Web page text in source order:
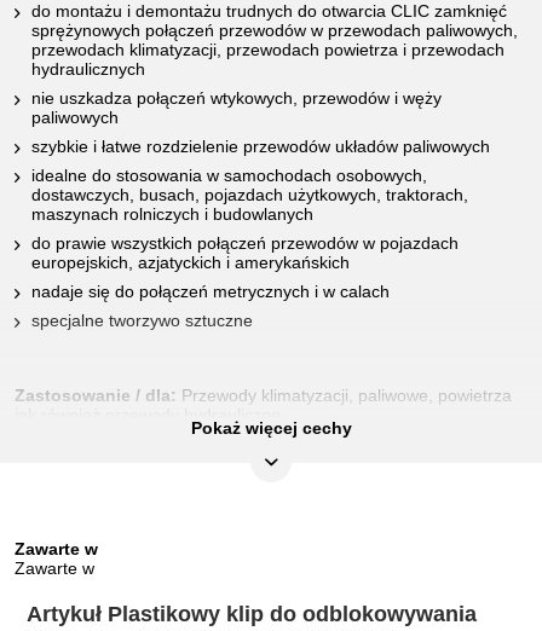
do montażu i demontażu trudnych do otwarcia CLIC zamknięć
sprężynowych połączeń przewodów w przewodach paliwowych,
przewodach klimatyzacji, przewodach powietrza i przewodach
hydraulicznych
nie uszkadza połączeń wtykowych, przewodów i węży
paliwowych
szybkie i łatwe rozdzielenie przewodów układów paliwowych
idealne do stosowania w samochodach osobowych,
dostawczych, busach, pojazdach użytkowych, traktorach,
maszynach rolniczych i budowlanych
do prawie wszystkich połączeń przewodów w pojazdach
europejskich, azjatyckich i amerykańskich
nadaje się do połączeń metrycznych i w calach
specjalne tworzywo sztuczne
Zastosowanie / dla: Przewody klimatyzacji, paliwowe, powietrza
Kolor:
Pokaż więcej cechy
Zawarte w
Zawarte w
Artykuł Plastikowy klip do odblokowywania